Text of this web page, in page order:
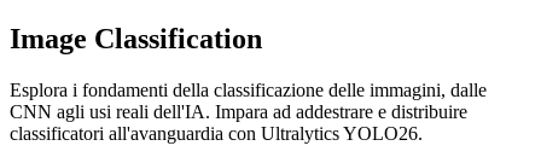
Image Classification
Esplora i fondamenti della classificazione delle immagini, dalle
CNN agli usi reali dell'IA. Impara ad addestrare e distribuire
classificatori all'avanguardia con Ultralytics YOLO26.